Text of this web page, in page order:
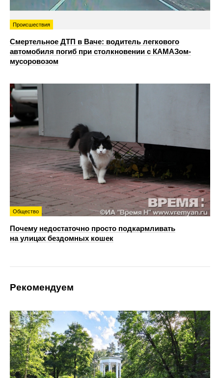
Происшествия
Смертельное ДТП в Ваче: водитель легкового
автомобиля погиб при столкновении с КАМАЗом-
мусоровозом
Общество
Почему недостаточно просто подкармливать
на улицах бездомных кошек
Рекомендуем